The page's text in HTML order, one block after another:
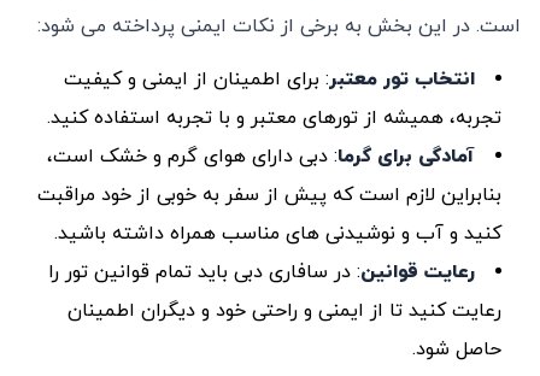
است. در این بخش به برخی از نکات ایمنی پرداخته می ‌شود:
انتخاب تور معتبر: برای اطمینان از ایمنی و کیفیت
تجربه، همیشه از تورهای معتبر و با تجربه استفاده کنید.
آمادگی برای گرما: دبی دارای هوای گرم و خشک است،
بنابراین لازم است که پیش از سفر به خوبی از خود مراقبت
کنید و آب و نوشیدنی ‌های مناسب همراه داشته باشید.
رعایت قوانین: در سافاری دبی باید تمام قوانین تور را
رعایت کنید تا از ایمنی و راحتی خود و دیگران اطمینان
حاصل شود.